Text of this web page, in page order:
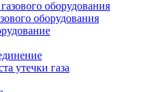
оборудования
утечки газа